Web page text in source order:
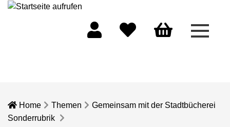
Menü
Home Themen
Gemeinsam mit der Stadtbücherei
Sonderrubrik